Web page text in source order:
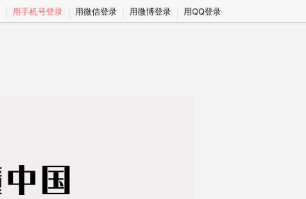
用手机号登录 用微信登录 用微博登录 用QQ登录